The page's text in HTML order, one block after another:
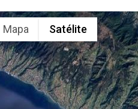
Mapa Satélite